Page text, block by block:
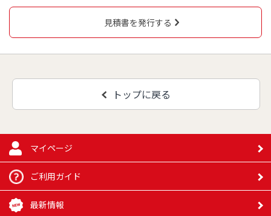
見積書を発行する
トップに戻る
マイページ
ご利用ガイド
最新情報